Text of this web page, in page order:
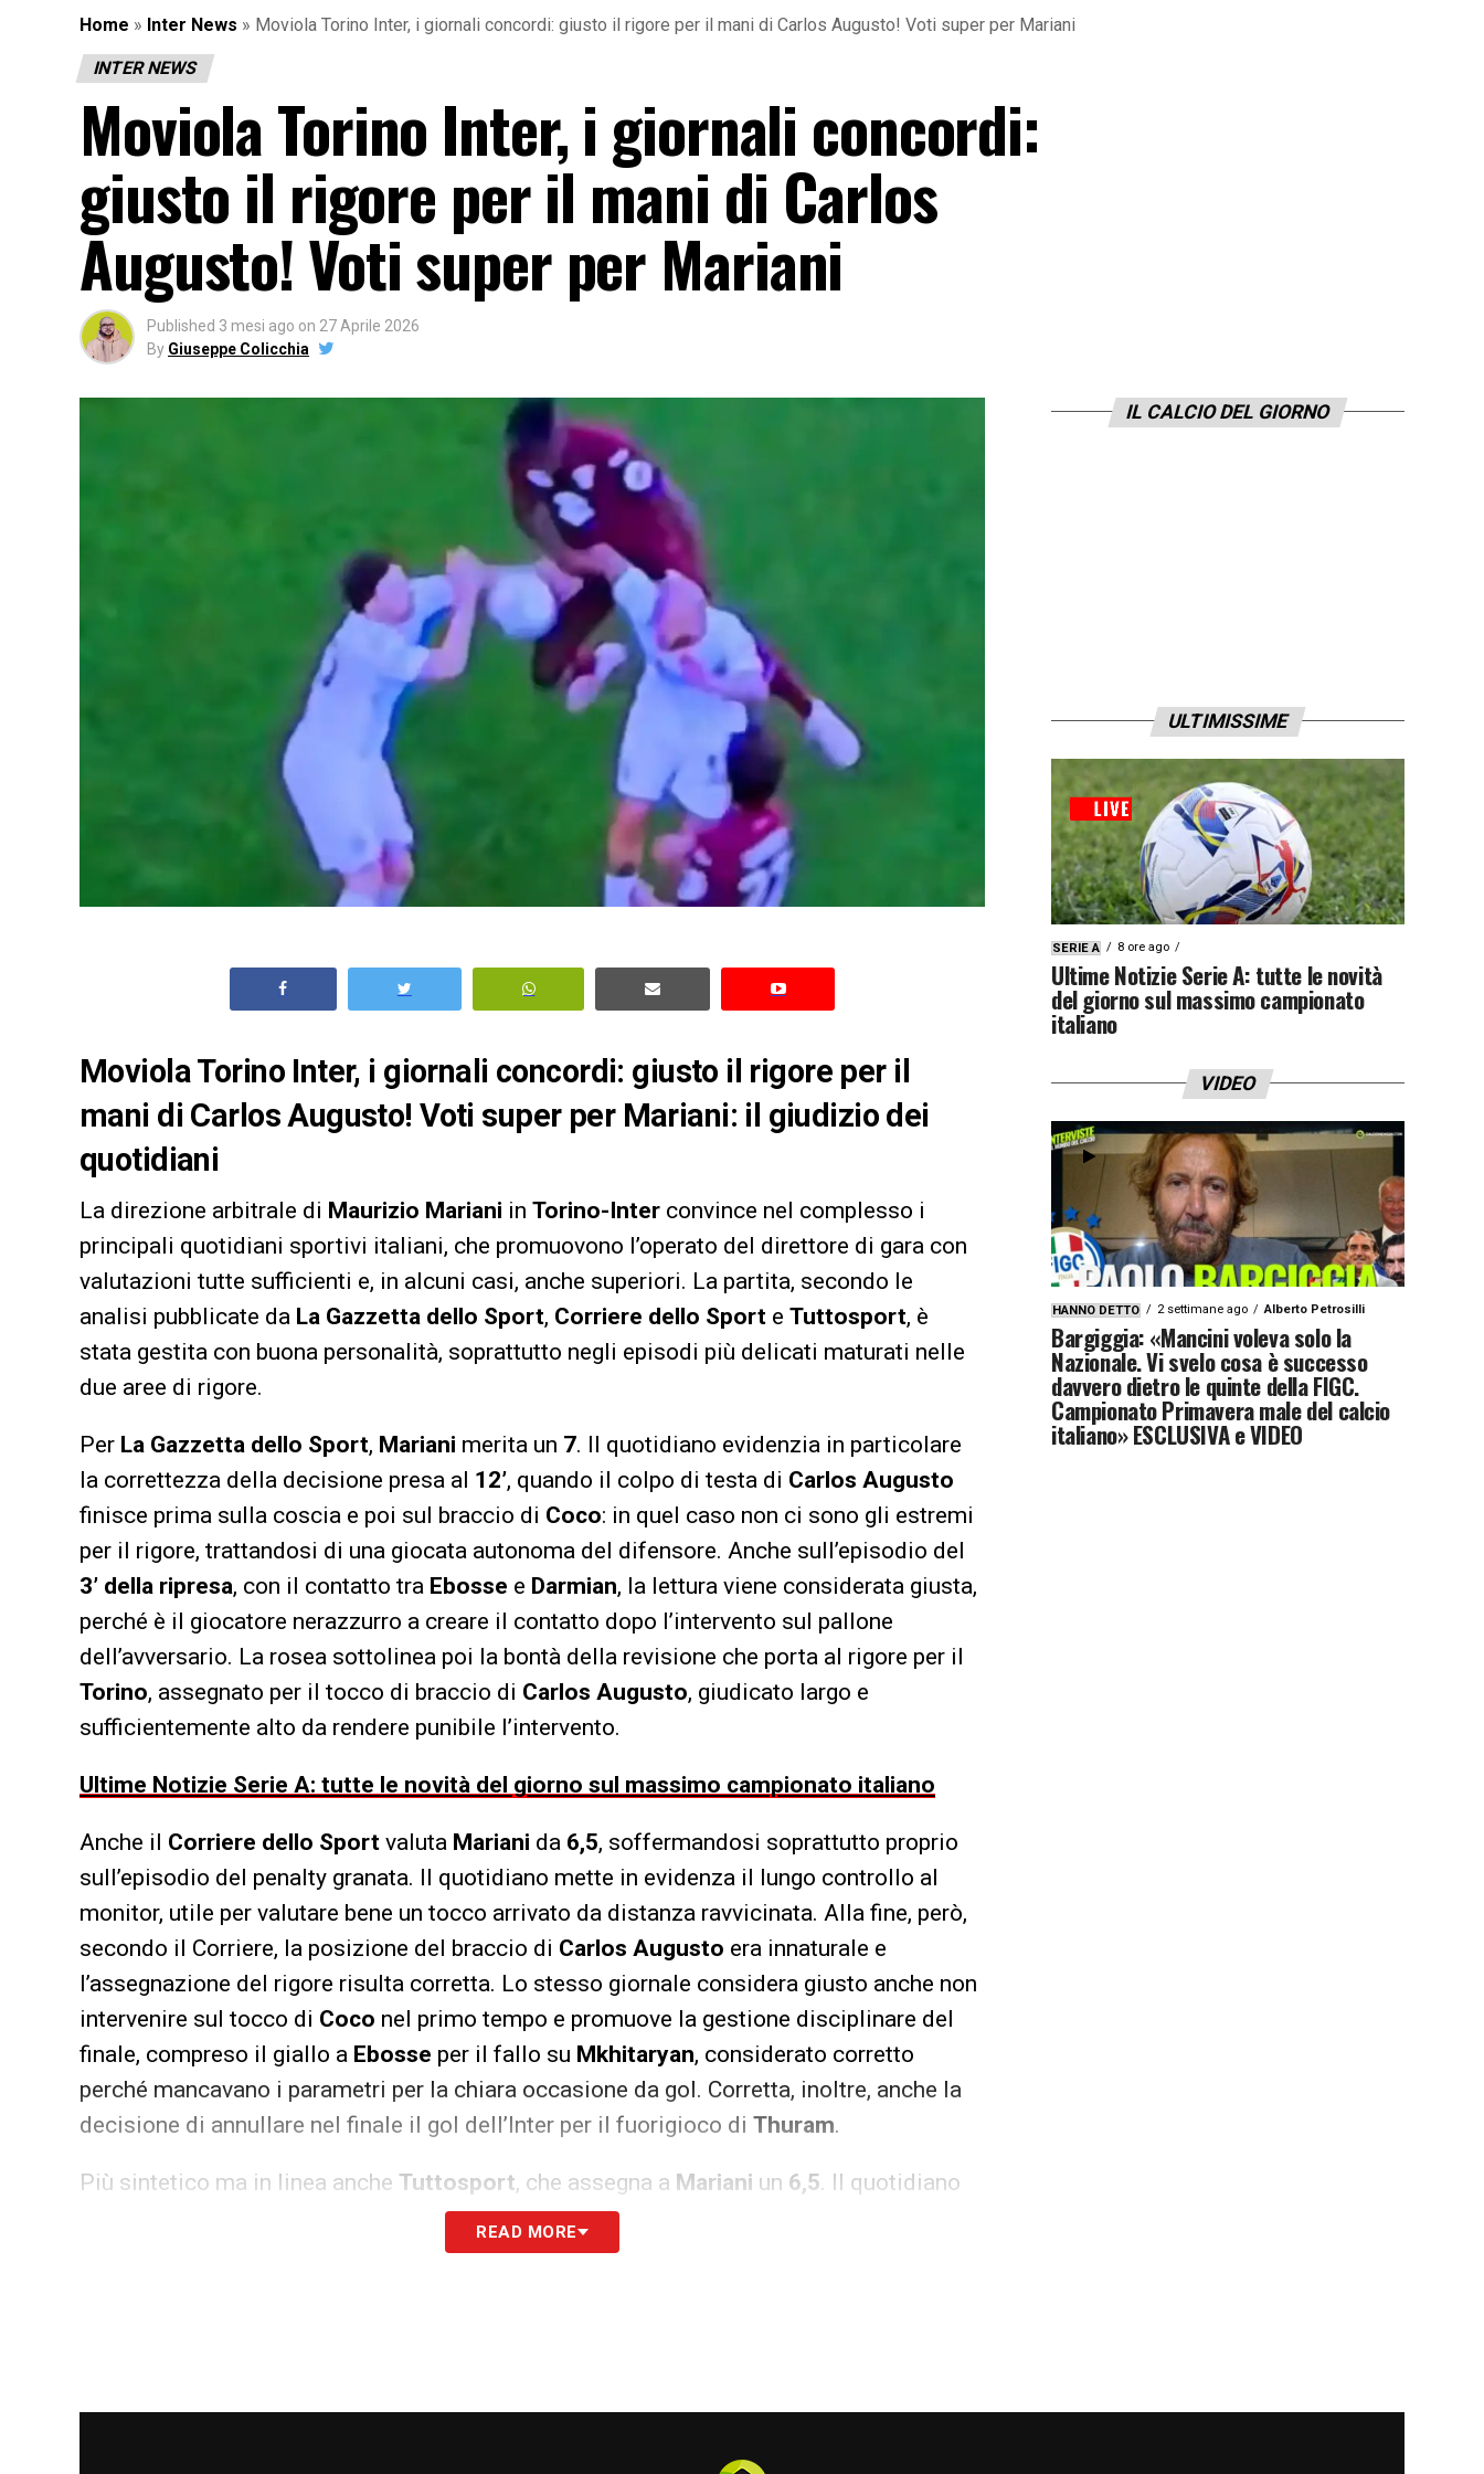
Home » Inter News » Moviola Torino Inter, i giornali concordi: giusto il rigore per il mani di Carlos Augusto! Voti super per Mariani
INTER NEWS
Moviola Torino Inter, i giornali concordi:
giusto il rigore per il mani di Carlos
Augusto! Voti super per Mariani
Published 3 mesi ago on 27 Aprile 2026
By Giuseppe Colicchia
Moviola Torino Inter, i giornali concordi: giusto il rigore per il
mani di Carlos Augusto! Voti super per Mariani: il giudizio dei
quotidiani
La direzione arbitrale di Maurizio Mariani in Torino-Inter convince nel complesso i
principali quotidiani sportivi italiani, che promuovono l’operato del direttore di gara con
valutazioni tutte sufficienti e, in alcuni casi, anche superiori. La partita, secondo le
analisi pubblicate da La Gazzetta dello Sport, Corriere dello Sport e Tuttosport, è
stata gestita con buona personalità, soprattutto negli episodi più delicati maturati nelle
due aree di rigore.
Per La Gazzetta dello Sport, Mariani merita un 7. Il quotidiano evidenzia in particolare
la correttezza della decisione presa al 12’, quando il colpo di testa di Carlos Augusto
finisce prima sulla coscia e poi sul braccio di Coco: in quel caso non ci sono gli estremi
per il rigore, trattandosi di una giocata autonoma del difensore. Anche sull’episodio del
3’ della ripresa, con il contatto tra Ebosse e Darmian, la lettura viene considerata giusta,
perché è il giocatore nerazzurro a creare il contatto dopo l’intervento sul pallone
dell’avversario. La rosea sottolinea poi la bontà della revisione che porta al rigore per il
Torino, assegnato per il tocco di braccio di Carlos Augusto, giudicato largo e
sufficientemente alto da rendere punibile l’intervento.
Ultime Notizie Serie A: tutte le novità del giorno sul massimo campionato italiano
Anche il Corriere dello Sport valuta Mariani da 6,5, soffermandosi soprattutto proprio
sull’episodio del penalty granata. Il quotidiano mette in evidenza il lungo controllo al
monitor, utile per valutare bene un tocco arrivato da distanza ravvicinata. Alla fine, però,
secondo il Corriere, la posizione del braccio di Carlos Augusto era innaturale e
l’assegnazione del rigore risulta corretta. Lo stesso giornale considera giusto anche non
intervenire sul tocco di Coco nel primo tempo e promuove la gestione disciplinare del
finale, compreso il giallo a Ebosse per il fallo su Mkhitaryan, considerato corretto
perché mancavano i parametri per la chiara occasione da gol. Corretta, inoltre, anche la
decisione di annullare nel finale il gol dell’Inter per il fuorigioco di Thuram.
Più sintetico ma in linea anche Tuttosport, che assegna a Mariani un 6,5. Il quotidiano
sottolinea come la gara si sia accesa soprattutto nella seconda parte e riconosce
all’arbitro la giusta valutazione sull’episodio del rigore, nato da una posizione scomposta
READ MORE
IL CALCIO DEL GIORNO
ULTIMISSIME
SERIE A 8 ore ago
Ultime Notizie Serie A: tutte le novità
del giorno sul massimo campionato
italiano
VIDEO
HANNO DETTO 2 settimane ago Alberto Petrosilli
Bargiggia: «Mancini voleva solo la
Nazionale. Vi svelo cosa è successo
davvero dietro le quinte della FIGC.
Campionato Primavera male del calcio
italiano» ESCLUSIVA e VIDEO